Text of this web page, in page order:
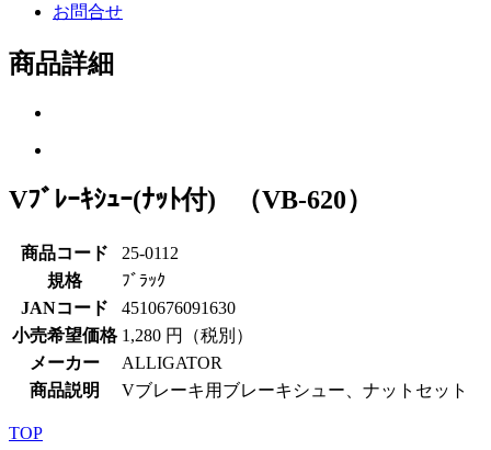
お問合せ
商品詳細
Vﾌﾞﾚｰｷｼｭｰ(ﾅｯﾄ付) （VB-620）
商品コード
25-0112
規格
ﾌﾞﾗｯｸ
JANコード
4510676091630
小売希望価格 1,280 円（税別）
メーカー
ALLIGATOR
商品説明
Vブレーキ用ブレーキシュー、ナットセット
TOP